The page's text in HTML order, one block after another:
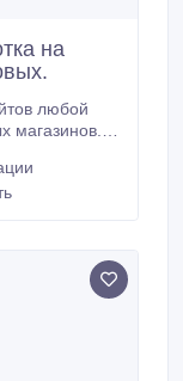
на
любой
магазинов.
дизайн.